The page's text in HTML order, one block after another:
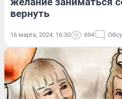
вернуть
16 марта, 2024, 16:30 694